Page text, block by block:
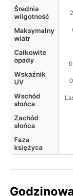
Średnia
wilgotność
Maksymalny
wiatr
Całkowite
opady
Wskaźnik
UV
Wschód
słońca
Zachód
słońca
Faza
księżyca